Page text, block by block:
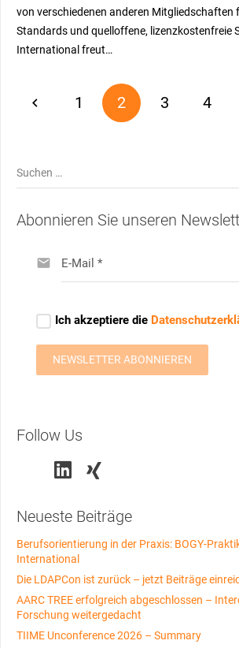
von verschiedenen anderen Mitgliedschaften
Standards und quelloffene, lizenzkostenfreie
International freut…
1 2 3 4
Suchen
nach:
Abonnieren Sie unseren
Follow Us
Neueste Beiträge
Berufsorientierung in der Praxis: BOGY-
International
Die LDAPCon ist zurück – jetzt Beiträge
AARC TREE erfolgreich abgeschlossen –
Forschung weitergedacht
TIIME Unconference 2026 – Summary